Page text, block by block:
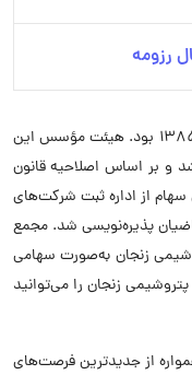
رزومه
تأسیس شرکت صنایع پتروشیمی زنجان (سهامی عام) از مصوبات نخستین سفر استانی دولت نهم به زنجان در سال ۱۳۸۵ بود. هیئت مؤسس این
و بر اساس اصلاحیه قانون
سهام از اداره ثبت شرکت‌های
بهادار، آگهی پذیره‌نویسی در نشریات منتشر و از بیست‌وسوم تا سی‌ام بهمن ۸۵ از متقاضیان پذیره‌نویسی شد. مجمع
و در بیست‌ونهم فروردین ۸۶، شرکت صنایع پتروشیمی زنجان به‌صورت سهامی
پتروشیمی زنجان را می‌توانید
برای اینکه همواره از جدیدترین فرصت‌های